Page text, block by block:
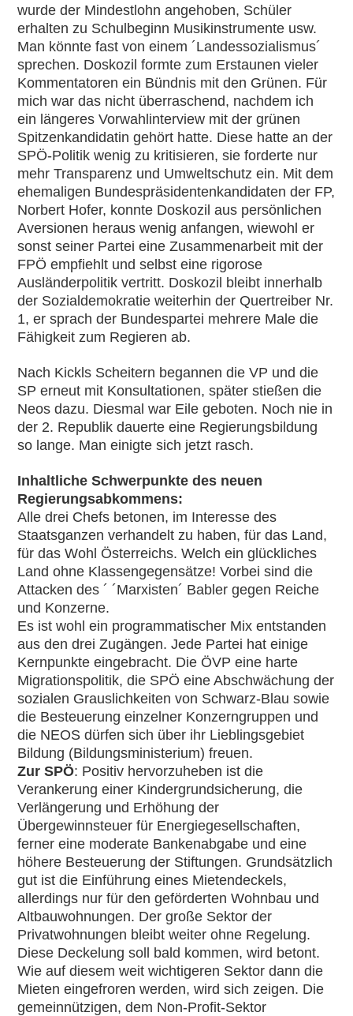
wurde der Mindestlohn angehoben, Schüler
erhalten zu Schulbeginn Musikinstrumente usw.
Man könnte fast von einem ´Landessozialismus´
sprechen. Doskozil formte zum Erstaunen vieler
Kommentatoren ein Bündnis mit den Grünen. Für
mich war das nicht überraschend, nachdem ich
ein längeres Vorwahlinterview mit der grünen
Spitzenkandidatin gehört hatte. Diese hatte an der
SPÖ-Politik wenig zu kritisieren, sie forderte nur
mehr Transparenz und Umweltschutz ein. Mit dem
ehemaligen Bundespräsidentenkandidaten der FP,
Norbert Hofer, konnte Doskozil aus persönlichen
Aversionen heraus wenig anfangen, wiewohl er
sonst seiner Partei eine Zusammenarbeit mit der
FPÖ empfiehlt und selbst eine rigorose
Ausländerpolitik vertritt. Doskozil bleibt innerhalb
der Sozialdemokratie weiterhin der Quertreiber Nr.
1, er sprach der Bundespartei mehrere Male die
Fähigkeit zum Regieren ab.
Nach Kickls Scheitern begannen die VP und die
SP erneut mit Konsultationen, später stießen die
Neos dazu. Diesmal war Eile geboten. Noch nie in
der 2. Republik dauerte eine Regierungsbildung
so lange. Man einigte sich jetzt rasch.
Inhaltliche Schwerpunkte des neuen
Regierungsabkommens:
Alle drei Chefs betonen, im Interesse des
Staatsganzen verhandelt zu haben, für das Land,
für das Wohl Österreichs. Welch ein glückliches
Land ohne Klassengegensätze! Vorbei sind die
Attacken des ´ ´Marxisten´ Babler gegen Reiche
und Konzerne.
Es ist wohl ein programmatischer Mix entstanden
aus den drei Zugängen. Jede Partei hat einige
Kernpunkte eingebracht. Die ÖVP eine harte
Migrationspolitik, die SPÖ eine Abschwächung der
sozialen Grauslichkeiten von Schwarz-Blau sowie
die Besteuerung einzelner Konzerngruppen und
die NEOS dürfen sich über ihr Lieblingsgebiet
Bildung (Bildungsministerium) freuen.
Zur SPÖ: Positiv hervorzuheben ist die
Verankerung einer Kindergrundsicherung, die
Verlängerung und Erhöhung der
Übergewinnsteuer für Energiegesellschaften,
ferner eine moderate Bankenabgabe und eine
höhere Besteuerung der Stiftungen. Grundsätzlich
gut ist die Einführung eines Mietendeckels,
allerdings nur für den geförderten Wohnbau und
Altbauwohnungen. Der große Sektor der
Privatwohnungen bleibt weiter ohne Regelung.
Diese Deckelung soll bald kommen, wird betont.
Wie auf diesem weit wichtigeren Sektor dann die
Mieten eingefroren werden, wird sich zeigen. Die
gemeinnützigen, dem Non-Profit-Sektor